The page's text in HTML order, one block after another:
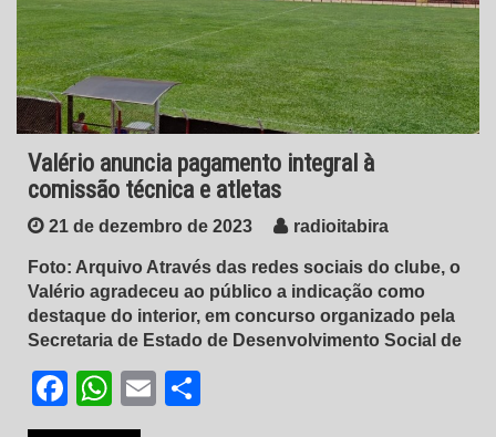
Valério anuncia pagamento integral à
comissão técnica e atletas
21 de dezembro de 2023 radioitabira
Foto: Arquivo Através das redes sociais do clube, o
Valério agradeceu ao público a indicação como
destaque do interior, em concurso organizado pela
Secretaria de Estado de Desenvolvimento Social de
Facebook
WhatsApp
Email